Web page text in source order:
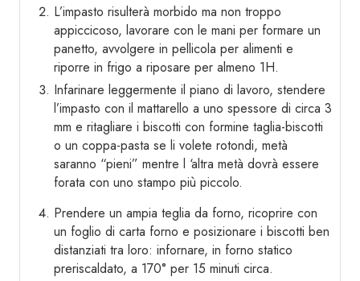
L’impasto risulterà morbido ma non troppo
appiccicoso, lavorare con le mani per formare un
panetto, avvolgere in pellicola per alimenti e
riporre in frigo a riposare per almeno 1H.
Infarinare leggermente il piano di lavoro, stendere
l’impasto con il mattarello a uno spessore di circa 3
mm e ritagliare i biscotti con formine taglia-biscotti
o un coppa-pasta se li volete rotondi, metà
saranno “pieni” mentre l ‘altra metà dovrà essere
forata con uno stampo più piccolo.
Prendere un ampia teglia da forno, ricoprire con
un foglio di carta forno e posizionare i biscotti ben
distanziati tra loro: infornare, in forno statico
preriscaldato, a 170° per 15 minuti circa.